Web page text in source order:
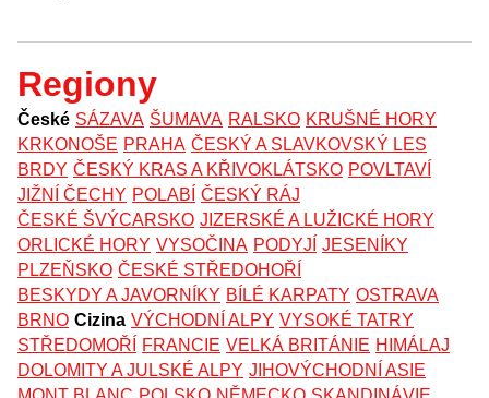
Regiony
České SÁZAVA ŠUMAVA RALSKO KRUŠNÉ HORY
KRKONOŠE PRAHA ČESKÝ A SLAVKOVSKÝ LES
BRDY ČESKÝ KRAS A KŘIVOKLÁTSKO POVLTAVÍ
JIŽNÍ ČECHY POLABÍ ČESKÝ RÁJ
ČESKÉ ŠVÝCARSKO JIZERSKÉ A LUŽICKÉ HORY
ORLICKÉ HORY VYSOČINA PODYJÍ JESENÍKY
PLZEŇSKO ČESKÉ STŘEDOHOŘÍ
BESKYDY A JAVORNÍKY BÍLÉ KARPATY OSTRAVA
BRNO Cizina VÝCHODNÍ ALPY VYSOKÉ TATRY
STŘEDOMOŘÍ
FRANCIE VELKÁ BRITÁNIE HIMÁLAJ
DOLOMITY A JULSKÉ ALPY JIHOVÝCHODNÍ ASIE